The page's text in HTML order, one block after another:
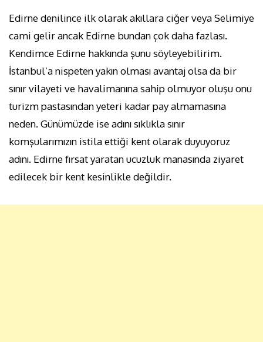
Edirne denilince ilk olarak akıllara ciğer veya Selimiye
cami gelir ancak Edirne bundan çok daha fazlası.
Kendimce Edirne hakkında şunu söyleyebilirim.
İstanbul’a nispeten yakın olması avantaj olsa da bir
sınır vilayeti ve havalimanına sahip olmuyor oluşu onu
turizm pastasından yeteri kadar pay almamasına
neden. Günümüzde ise adını sıklıkla sınır
komşularımızın istila ettiği kent olarak duyuyoruz
adını. Edirne fırsat yaratan ucuzluk manasında ziyaret
edilecek bir kent kesinlikle değildir.